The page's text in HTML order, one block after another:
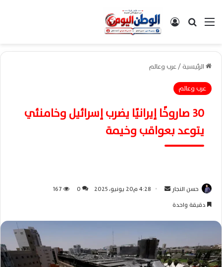
القائمةبحث عن تسجيل الدخول
الرئيسية/عرب وعالم
عرب وعالم
30 صاروخًا إيرانيًا يضرب إسرائيل وخامنئي
يتوعد بعواقب وخيمة
حسن النجار
ر
ي
4:28 م20 يونيو، 2025 0
167
دقيقة واحدة